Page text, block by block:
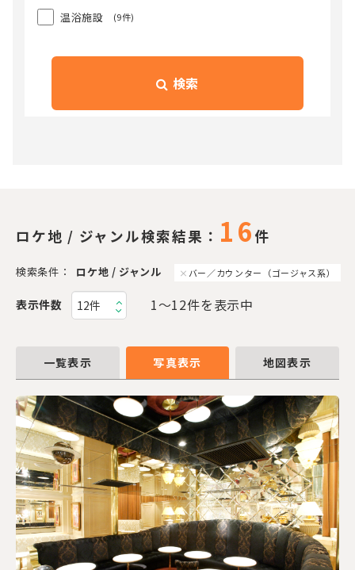
温浴施設 (9件)
検索
ロケ地 / ジャンル検索結果： 16 件
検索条件： ロケ地 / ジャンル バー／カウンター（ゴージャス系）
表示件数 1〜12件を表示中
一覧表示 写真表示 地図表示